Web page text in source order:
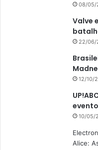
08/05/
Valve
22/06/
12/10/
evento
10/05/
Alice: